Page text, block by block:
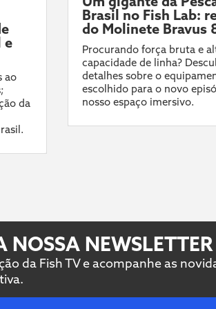
e
ao
da
Brasil no Fish Lab:
do Molinete Bravus
Procurando força bruta e
capacidade de linha?
detalhes sobre o
escolhido para o novo
nosso espaço imersivo.
NOSSA NEWSLETTER
da Fish TV e acompanhe as